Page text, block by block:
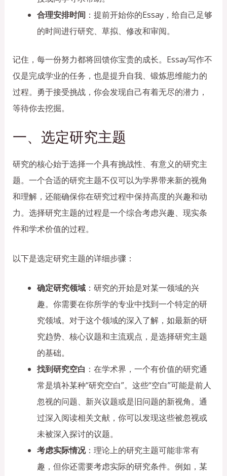
合理安排时间 ：提前开始你的Essay，给自己足够
的时间进行研究、草拟、修改和审阅。
记住，每一份努力都将回馈你宝贵的成长。Essay写作不
仅是完成学业的任务，也是提升自我、锻炼思维能力的
过程。勇于接受挑战，你会发现自己有着无尽的潜力，
等待你去挖掘。
一、选定研究主题
研究的核心始于选择一个具有挑战性、有意义的研究主
题。一个合适的研究主题不仅可以为学界带来新的视角
和理解，还能确保你在研究过程中保持高度的兴趣和动
力。选择研究主题的过程是一个综合考虑兴趣、现实条
件和学术价值的过程。
以下是选定研究主题的详细步骤：
确定研究领域：研究的开始是对某一领域的兴
趣。你需要在你所学的专业中找到一个特定的研
究领域。对于这个领域的深入了解，如最新的研
究趋势、核心议题和主流观点，是选择研究主题
的基础。
找到研究空白 ：在学术界，一个有价值的研究通
常是填补某种“研究空白”。这些“空白”可能是前人
忽视的问题、新兴议题或是旧问题的新视角。通
过深入阅读相关文献，你可以发现这些被忽视或
未被深入探讨的议题。
考虑实际情况：理论上的研究主题可能非常有
趣，但你还需要考虑实际的研究条件。例如，某